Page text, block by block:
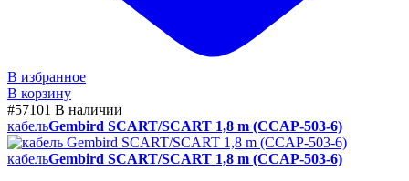
В избранное
В корзину
#57101 В наличии
кабельGembird SCART/SCART 1,8 m (CCAP-503-6)
кабельGembird SCART/SCART 1,8 m (CCAP-503-6)